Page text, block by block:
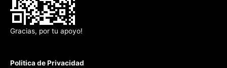
Gracias, por tu apoyo!
Politica de Privacidad